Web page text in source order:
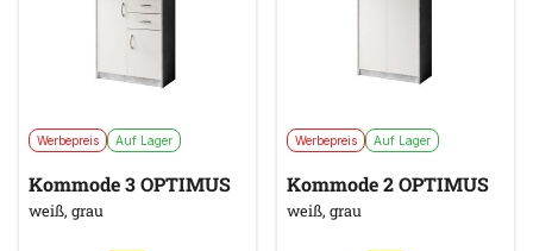
Werbepreis Auf Lager
Kommode 3 OPTIMUS
weiß, grau
Werbepreis Auf Lager
Kommode 2 OPTIMUS
weiß, grau